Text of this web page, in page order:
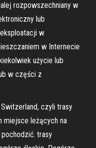
rozpowszechniany w
lub
w
w Internecie
użycie lub
w części z
czyli trasy
miejsce leżących na
trasy